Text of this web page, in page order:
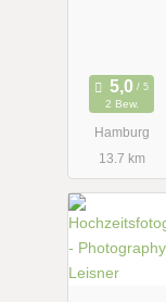
2 Bew.
Hamburg
13.7 km